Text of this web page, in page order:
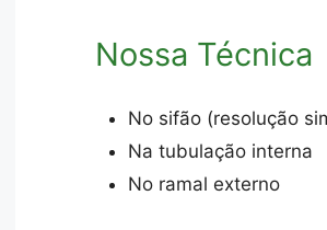
Nossa Técnica
No sifão (resolução
Na tubulação interna
No ramal externo